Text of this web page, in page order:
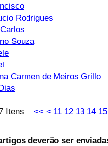
Rodrigues
Souza
Carmen de Meiros Grillo
Itens << < 11 12 13 14 15
deverão ser